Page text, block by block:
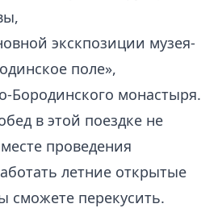
экскпозиции музея-
поле»,
Бородинского монастыря.
в этой поездке не
проведения
летние открытые
сможете перекусить.